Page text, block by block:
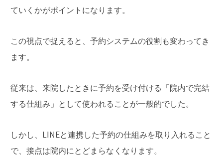
ていくかがポイントになります。
この視点で捉えると、予約システムの役割も変わってき
ます。
従来は、来院したときに予約を受け付ける「院内で完結
する仕組み」として使われることが一般的でした。
しかし、LINEと連携した予約の仕組みを取り入れること
で、接点は院内にとどまらなくなります。